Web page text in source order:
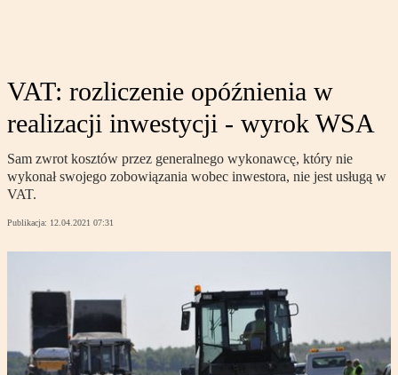
VAT: rozliczenie opóźnienia w
realizacji inwestycji - wyrok WSA
Sam zwrot kosztów przez generalnego wykonawcę, który nie
wykonał swojego zobowiązania wobec inwestora, nie jest usługą w
VAT.
Publikacja: 12.04.2021 07:31